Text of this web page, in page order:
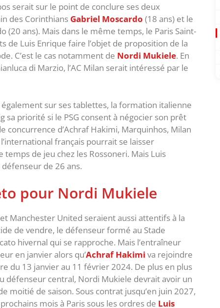
serait sur le point de conclure ses deux
des Corinthians Gabriel Moscardo (18 ans) et le
(20 ans). Mais dans le même temps, le Paris Saint-
de Luis Enrique faire l’objet de proposition de la
C’est le cas notamment de Nordi Mukiele. En
di Marzio, l’AC Milan serait intéressé par le
sur ses tablettes, la formation italienne
sa priorité si le PSG consent à négocier son prêt
concurrence d’Achraf Hakimi, Marquinhos, Milan
français pourrait se laisser
temps de jeu chez les Rossoneri. Mais Luis
de 26 ans.
pour Nordi Mukiele
Manchester United seraient aussi attentifs à la
de vendre, le défenseur formé au Stade
hivernal qui se rapproche. Mais l’entraîneur
en janvier alors qu’Achraf Hakimi va rejoindre
du 13 janvier au 11 février 2024. De plus en plus
défenseur central, Nordi Mukiele devrait avoir un
moitié de saison. Sous contrat jusqu’en juin 2027,
mois à Paris sous les ordres de Luis